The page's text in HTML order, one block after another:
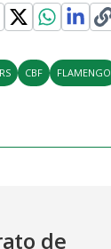
CBF FLAMENGO
de